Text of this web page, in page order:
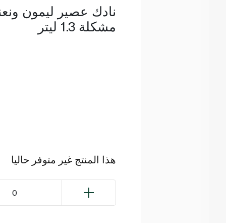
نادك عصير ليمون
مشكلة 1.3 ليتر
هذا المنتج غير متوفر حاليا
0